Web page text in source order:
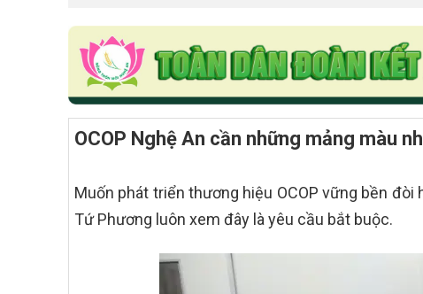
OCOP Nghệ An cần những mảng màu
Muốn phát triển thương hiệu OCOP vững bền
Tứ Phương luôn xem đây là yêu cầu bắt buộc.